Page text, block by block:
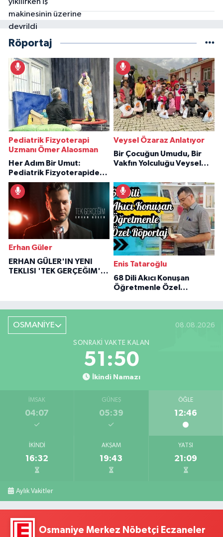
Röportaj
Pediatrik Fizyoterapi
Uzmanı Ömer Alaosman
Her Adım Bir Umut:
Pediatrik Fizyoterapiden
İlham Veren Hikâyeler
Veysel Özaraz Anlatıyor
Bir Çocuğun Umudu, Bir
Vakfın Yolculuğu Veysel
Erhan Güler
ERHAN GÜLER'IN YENI
TEKLISI 'TEK GERÇEĞIM'LE
Enis Tataroğlu
68 Dili Akıcı Konuşan
Öğretmenle Özel
OSMANİYE 08.08.2026
SONRAKI VAKTE KALAN
51:49
İkindi Namazı
İMSAK
04:07
GÜNEŞ
05:39
ÖĞLE
12:46
İKINDI
16:32
AKŞAM
19:43
YATSI
21:09
Aylık Vakitler
Osmaniye Merkez Nöbetçi Eczaneler